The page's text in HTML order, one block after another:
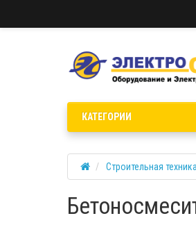
КАТЕГОРИИ
Строительная техника